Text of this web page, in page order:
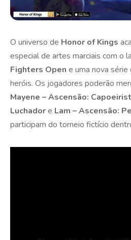
O universo de Honor of Kings
especial de artes marciais com o
Fighters Open e uma nova série
heróis. Os jogadores poderão
Mayene – Ascensão:
Luchadore Lam – Ascensão:
participam do torneio fictício